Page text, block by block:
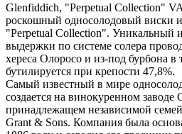
Glenfiddich, "Perpetual Collection"
роскошный односолодовый виски
"Perpetual Collection". Уникальный
выдержки по системе солера
хереса Олоросо и из-под бурбона в
бутилируется при крепости 47,8%.
Самый известный в мире
создается на винокуренном
принадлежащем независимой
Grant & Sons. Компания была